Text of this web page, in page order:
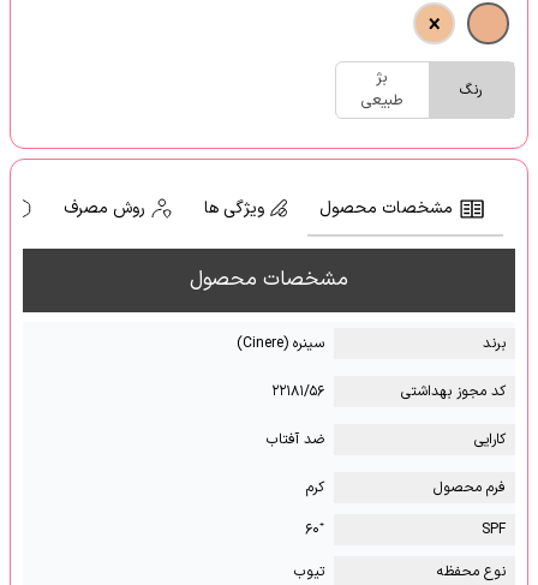
رنگ
بژ
طبیعی
مشخصات محصول ویژگی ها روش مصرف
مشخصات محصول
برند سینره (Cinere)
کد مجوز بهداشتی ۲۲۱۸۱/۵۶
کارایی ضد آفتاب
فرم محصول
کرم
SPF
⁺۶۰
نوع محفظه
تیوب